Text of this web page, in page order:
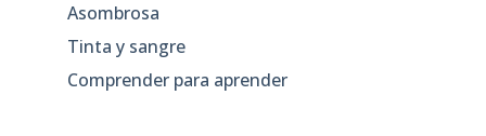
Asombrosa
Tinta y sangre
Comprender para aprender